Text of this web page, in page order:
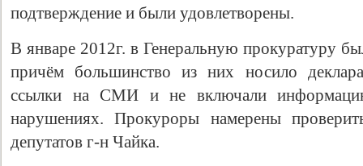
подтверждение и были удовлетворены.
В январе 2012г. в Генеральную прокуратуру
причём большинство из них носило
ссылки на СМИ и не включали
нарушениях. Прокуроры намерены
депутатов г-н Чайка.